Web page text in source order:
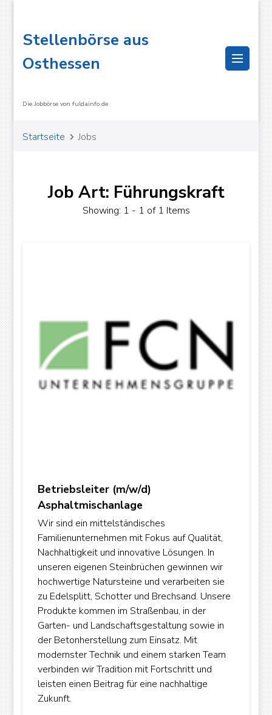
Stellenbörse aus
Osthessen
Die Jobbörse von fuldainfo.de
Startseite Jobs
Job Art: Führungskraft
Showing: 1 - 1 of 1 Items
Betriebsleiter (m/w/d)
Asphaltmischanlage
Wir sind ein mittelständisches
Familienunternehmen mit Fokus auf Qualität,
Nachhaltigkeit und innovative Lösungen. In
unseren eigenen Steinbrüchen gewinnen wir
hochwertige Natursteine und verarbeiten sie
zu Edelsplitt, Schotter und Brechsand. Unsere
Produkte kommen im Straßenbau, in der
Garten- und Landschaftsgestaltung sowie in
der Betonherstellung zum Einsatz. Mit
modernster Technik und einem starken Team
verbinden wir Tradition mit Fortschritt und
leisten einen Beitrag für eine nachhaltige
Zukunft.